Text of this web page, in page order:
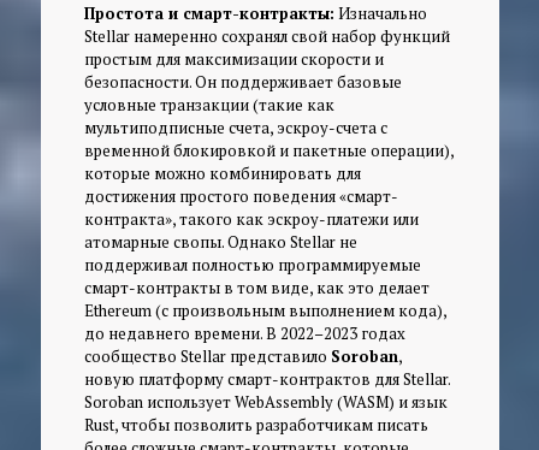
Простота и смарт-контракты: Изначально
Stellar намеренно сохранял свой набор функций
простым для максимизации скорости и
безопасности. Он поддерживает базовые
условные транзакции (такие как
мультиподписные счета, эскроу-счета с
временной блокировкой и пакетные операции),
которые можно комбинировать для
достижения простого поведения «смарт-
контракта», такого как эскроу-платежи или
атомарные свопы. Однако Stellar не
поддерживал полностью программируемые
смарт-контракты в том виде, как это делает
Ethereum (с произвольным выполнением кода),
до недавнего времени. В 2022–2023 годах
сообщество Stellar представило Soroban,
новую платформу смарт-контрактов для Stellar.
Soroban использует WebAssembly (WASM) и язык
Rust, чтобы позволить разработчикам писать